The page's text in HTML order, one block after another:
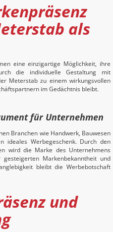
als
eine einzigartige Möglichkeit, ihre
die individuelle Gestaltung mit
Meterstab zu einem wirkungsvollen
im Gedächtnis bleibt.
für Unternehmen
Branchen wie Handwerk, Bauwesen
ideales Werbegeschenk. Durch den
wird die Marke des Unternehmens
Markenbekanntheit und
bleibt die Werbebotschaft
und